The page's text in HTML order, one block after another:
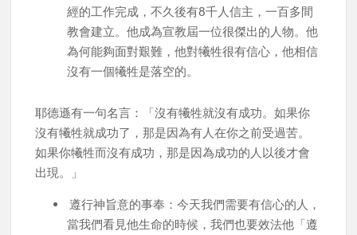
經的工作完成，不久後有8千人信主，一百多間
教會建立。他成為宣教屆一位很傑出的人物。他
為何能夠面對艱難，他對犧牲很有信心，他相信
沒有一個犧牲是落空的。
耶德遜有一句名言：「沒有犧牲就沒有成功。如果你
沒有犧牲就成功了，那是因為有人在你之前受過苦。
如果你犧牲而沒有成功，那是因為成功的人以後才會
出現。」
遵行神旨意的事奉：今天我們需要有信心的人，
當我們看見他生命的時候，我們也要效法他「遵